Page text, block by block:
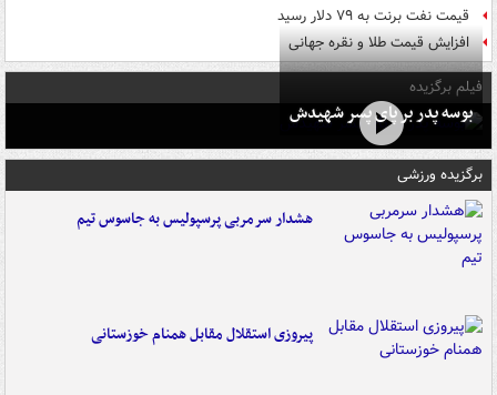
قیمت نفت برنت به ۷۹ دلار رسید
افزایش قیمت طلا و نقره جهانی
فیلم برگزیده
بوسه‌ پدر بر پای پسر شهیدش
برگزیده ورزشی
هشدار سرمربی پرسپولیس به جاسوس تیم
پیروزی استقلال مقابل همنام خوزستانی